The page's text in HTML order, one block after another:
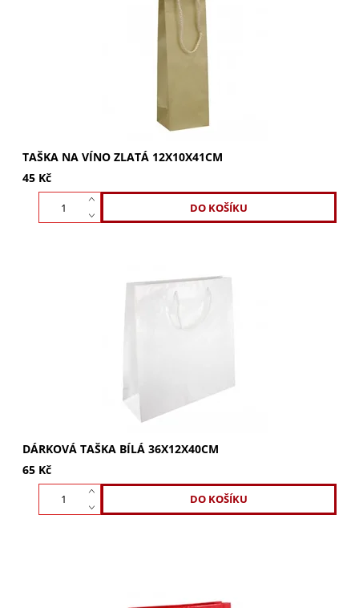
lesklou laminací na víno, sekty či šampaňské. Ideální i pro
TAŠKA NA VÍNO ZLATÁ 12X10X41CM
45 Kč
Bílá luxusní dárková taška 36x12x40 cm s bavlněným
DÁRKOVÁ TAŠKA BÍLÁ 36X12X40CM
65 Kč